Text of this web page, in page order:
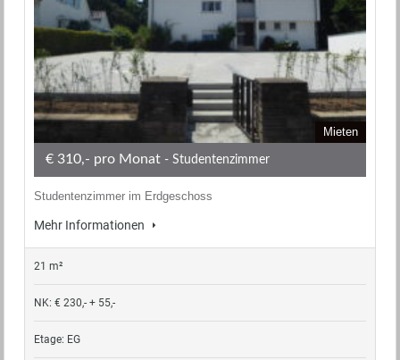
Mieten
€ 310,- pro Monat - Studentenzimmer
Studentenzimmer im Erdgeschoss
Mehr Informationen
21 m²
NK: € 230,- + 55,-
Etage: EG